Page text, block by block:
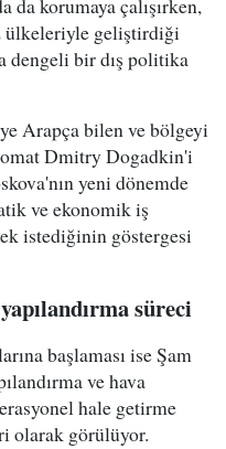
korumaya çalışırken,
ülkeleriyle geliştirdiği
dengeli bir dış politika
Arapça bilen ve bölgeyi
Dmitry Dogadkin'i
yeni dönemde
ve ekonomik iş
istediğinin göstergesi
süreci
başlaması ise Şam
ve hava
hale getirme
olarak görülüyor.